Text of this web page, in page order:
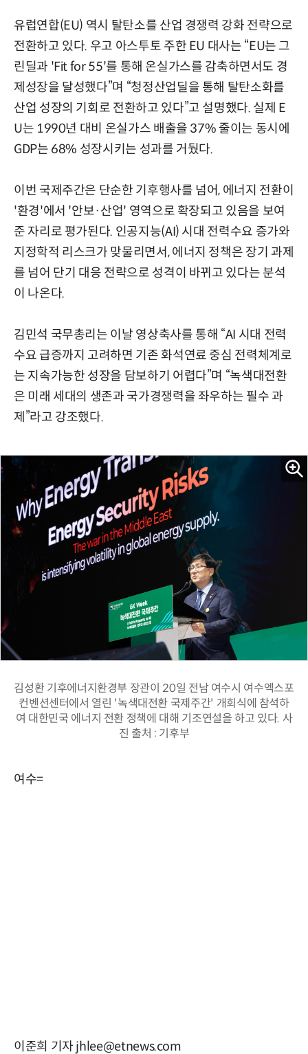
유럽연합(EU) 역시 탈탄소를 산업 경쟁력 강화 전략으로
전환하고 있다. 우고 아스투토 주한 EU 대사는 “EU는 그
린딜과 'Fit for 55'를 통해 온실가스를 감축하면서도 경
제성장을 달성했다”며 “청정산업딜을 통해 탈탄소화를
산업 성장의 기회로 전환하고 있다”고 설명했다. 실제 E
U는 1990년 대비 온실가스 배출을 37% 줄이는 동시에
GDP는 68% 성장시키는 성과를 거뒀다.
이번 국제주간은 단순한 기후행사를 넘어, 에너지 전환이
'환경'에서 '안보·산업' 영역으로 확장되고 있음을 보여
준 자리로 평가된다. 인공지능(AI) 시대 전력수요 증가와
지정학적 리스크가 맞물리면서, 에너지 정책은 장기 과제
를 넘어 단기 대응 전략으로 성격이 바뀌고 있다는 분석
이 나온다.
김민석 국무총리는 이날 영상축사를 통해 “AI 시대 전력
수요 급증까지 고려하면 기존 화석연료 중심 전력체계로
는 지속가능한 성장을 담보하기 어렵다”며 “녹색대전환
은 미래 세대의 생존과 국가경쟁력을 좌우하는 필수 과
제”라고 강조했다.
김성환 기후에너지환경부 장관이 20일 전남 여수시 여수엑스포
컨벤션센터에서 열린 '녹색대전환 국제주간' 개회식에 참석하
여 대한민국 에너지 전환 정책에 대해 기조연설을 하고 있다. 사
진 출처 : 기후부
여수=
이준희 기자 jhlee@etnews.com